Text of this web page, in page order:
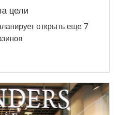
цели
открыть еще 7